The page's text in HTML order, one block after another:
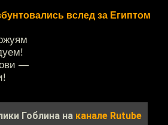
вслед за Египтом
—
Гоблина на канале Rutube